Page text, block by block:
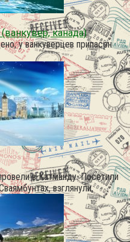
канада)
у ванкуверцев припасен
в Катманду. Посетили
взглянули,